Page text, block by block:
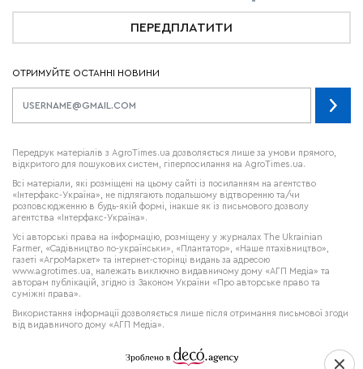
ПЕРЕДПЛАТИТИ
ОТРИМУЙТЕ ОСТАННІ НОВИНИ
Передрук матеріалів з AgroTimes.ua дозволяється лише за умови прямого,
відкритого для пошукових систем, гіперпосилання на AgroTimes.ua.
Всі матеріали, які розміщені на цьому сайті із посиланням на агентство
«Інтерфакс-Україна», не підлягають подальшому відтворенню та/чи
розповсюдженню в будь-якій формі, інакше як із письмового дозволу
агентства «Інтерфакс-Україна».
Усі авторські права на інформацію, розміщену у журналах The Ukrainian
Farmer, «Садівництво по-українськи», «Плантатор», «Наше птахівництво»,
газеті «АгроМаркет» та інтернет-сторінці видань за адресою
www.agrotimes.ua, належать виключно видавничому дому «АГП Медіа» та
авторам публікацій, згідно із Законом України «Про авторське право та
суміжні права».
Використання інформації дозволяється лише після отримання письмової згоди
від видавничого дому «АГП Медіа».